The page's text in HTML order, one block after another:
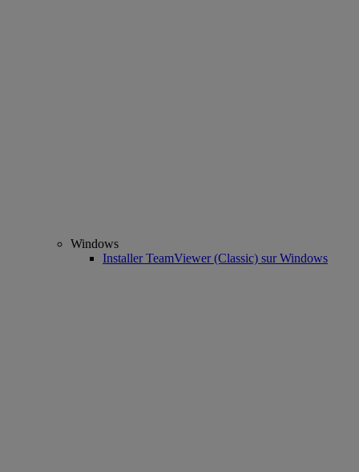
Windows
Installer TeamViewer (Classic) sur Windows